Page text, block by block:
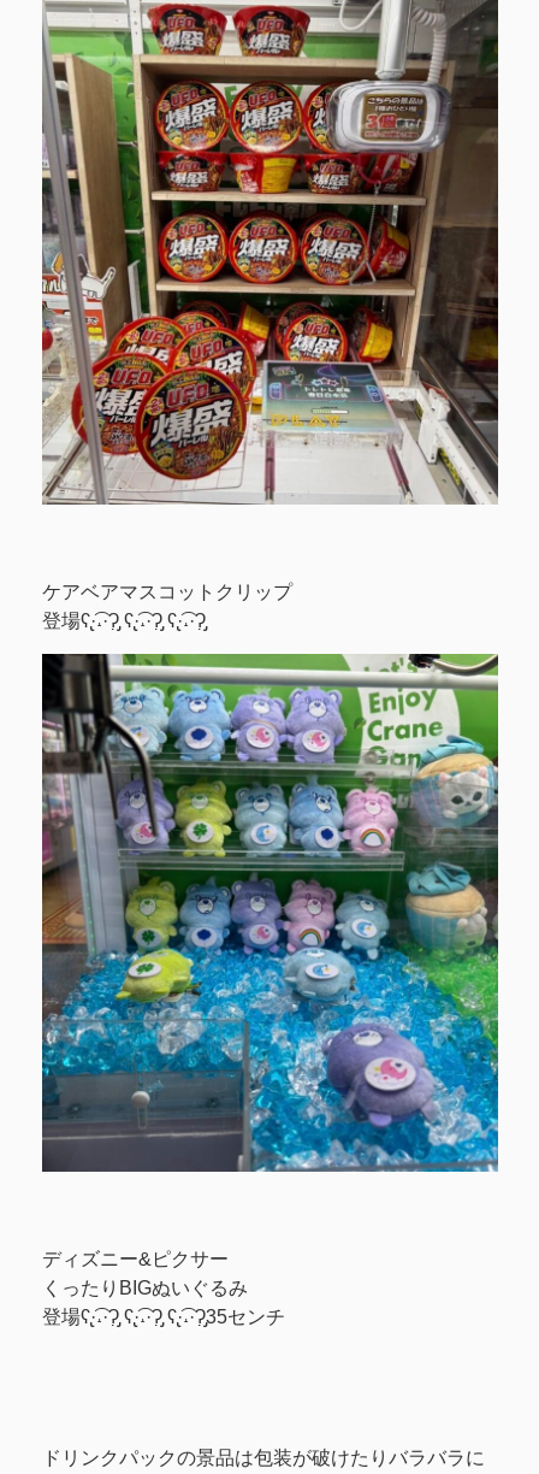
ケアベアマスコットクリップ
登場ʕ̢·͡˔·Ɂ̡̣ ʕ̢·͡˔·Ɂ̡̣ ʕ̢·͡˔·Ɂ̡̣
ディズニー&ピクサー
くったりBIGぬいぐるみ
登場ʕ̢·͡˔·Ɂ̡̣ ʕ̢·͡˔·Ɂ̡̣ ʕ̢·͡˔·Ɂ̡̣35センチ
ドリンクパックの景品は包装が破けたりバラバラに